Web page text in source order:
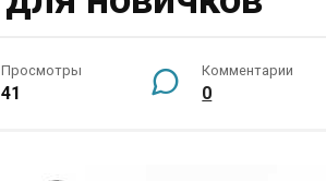
Просмотры
41
Комментарии
0